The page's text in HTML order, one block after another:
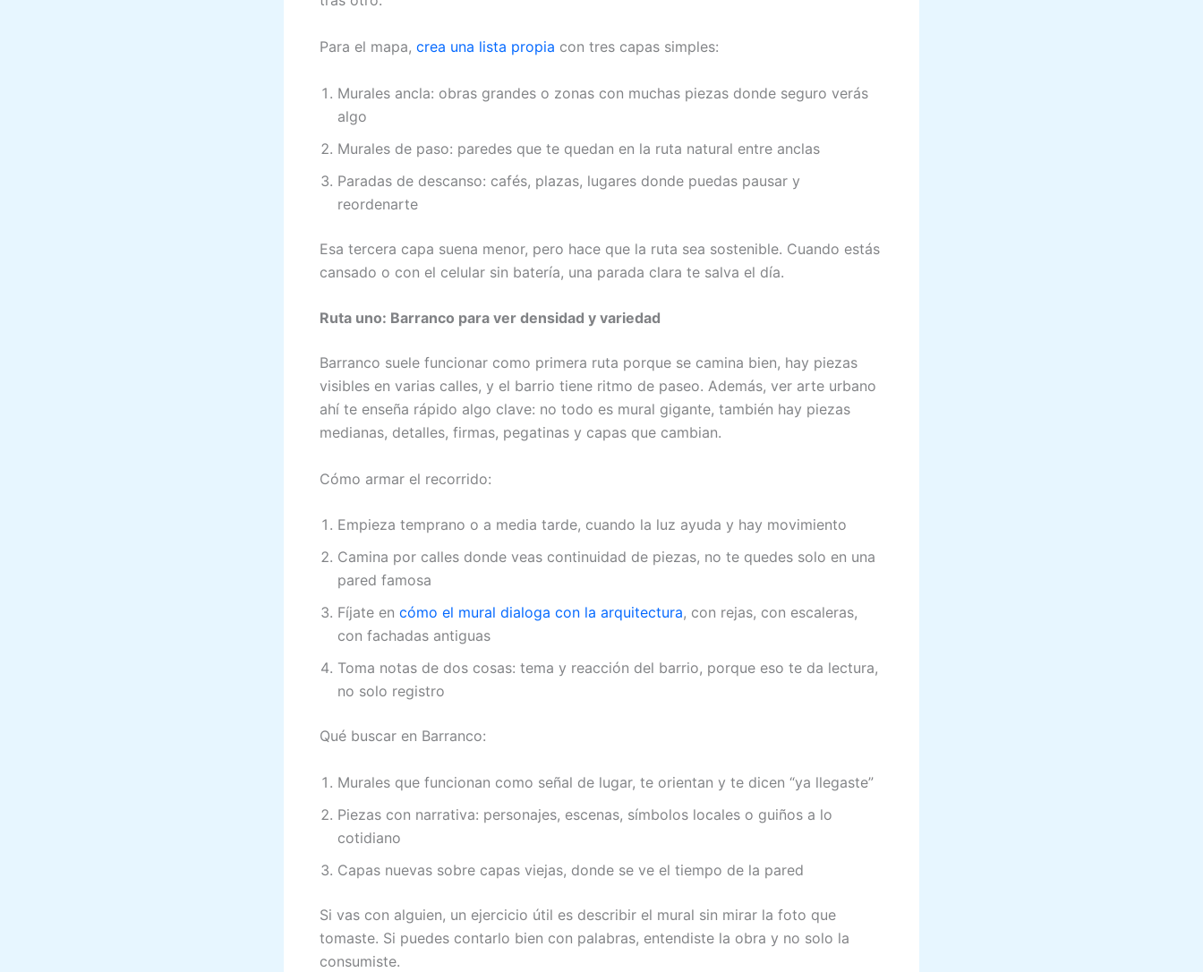
Para el mapa, crea una lista propia con tres capas simples:
Murales ancla: obras grandes o zonas con muchas piezas donde seguro verás
algo
Murales de paso: paredes que te quedan en la ruta natural entre anclas
Paradas de descanso: cafés, plazas, lugares donde puedas pausar y
reordenarte
Esa tercera capa suena menor, pero hace que la ruta sea sostenible. Cuando estás
cansado o con el celular sin batería, una parada clara te salva el día.
Ruta uno: Barranco para ver densidad y variedad
Barranco suele funcionar como primera ruta porque se camina bien, hay piezas
visibles en varias calles, y el barrio tiene ritmo de paseo. Además, ver arte urbano
ahí te enseña rápido algo clave: no todo es mural gigante, también hay piezas
medianas, detalles, firmas, pegatinas y capas que cambian.
Cómo armar el recorrido:
Empieza temprano o a media tarde, cuando la luz ayuda y hay movimiento
Camina por calles donde veas continuidad de piezas, no te quedes solo en una
pared famosa
Fíjate en cómo el mural dialoga con la arquitectura, con rejas, con escaleras,
con fachadas antiguas
Toma notas de dos cosas: tema y reacción del barrio, porque eso te da lectura,
no solo registro
Qué buscar en Barranco:
Murales que funcionan como señal de lugar, te orientan y te dicen “ya llegaste”
Piezas con narrativa: personajes, escenas, símbolos locales o guiños a lo
cotidiano
Capas nuevas sobre capas viejas, donde se ve el tiempo de la pared
Si vas con alguien, un ejercicio útil es describir el mural sin mirar la foto que
tomaste. Si puedes contarlo bien con palabras, entendiste la obra y no solo la
consumiste.